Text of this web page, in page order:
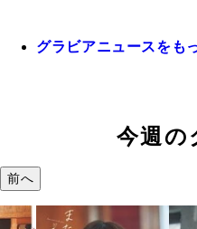
グラビアニュースをも
今週の
前へ